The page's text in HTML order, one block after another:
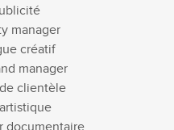
manager
créatif
manager
clientèle
documentaire